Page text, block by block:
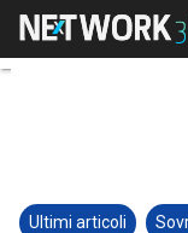
Ultimi articoli